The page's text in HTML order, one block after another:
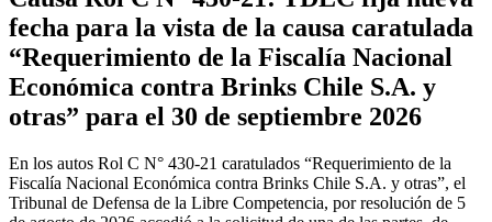
fecha para la vista de la causa caratulada
“Requerimiento de la Fiscalía Nacional
Económica contra Brinks Chile S.A. y
otras” para el 30 de septiembre 2026
En los autos Rol C N° 430-21 caratulados “Requerimiento de la
Fiscalía Nacional Económica contra Brinks Chile S.A. y otras”, el
Tribunal de Defensa de la Libre Competencia, por resolución de 5